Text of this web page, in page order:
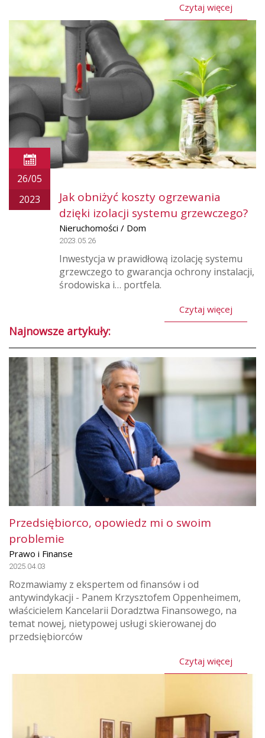
Czytaj więcej
26/05
2023
Jak obniżyć koszty ogrzewania
dzięki izolacji systemu grzewczego?
Nieruchomości / Dom
2023.05.26
Inwestycja w prawidłową izolację systemu
grzewczego to gwarancja ochrony instalacji,
środowiska i… portfela.
Czytaj więcej
Najnowsze artykuły:
Przedsiębiorco, opowiedz mi o swoim
problemie
Prawo i Finanse
2025.04.03
Rozmawiamy z ekspertem od finansów i od
antywindykacji - Panem Krzysztofem Oppenheimem,
właścicielem Kancelarii Doradztwa Finansowego, na
temat nowej, nietypowej usługi skierowanej do
przedsiębiorców
Czytaj więcej